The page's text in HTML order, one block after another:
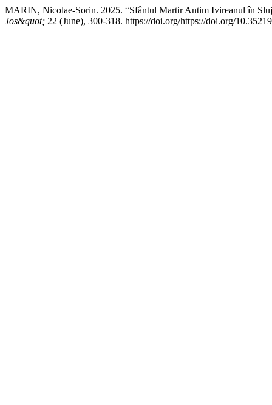
MARIN, Nicolae‑Sorin. 2025. “Sfântul Martir Antim Ivireanul în
Jos&quot; 22 (June), 300-318. https://doi.org/https://doi.org/